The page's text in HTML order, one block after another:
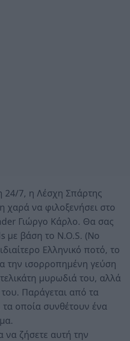
24/7, η Λέσχη Σπάρτης
χαρά να φιλοξενήσει στο
Γιώργο Κάρλο. Θα σας
με βάση το N.O.S. (No
Ελληνικό ποτό, το
την ισορροπημένη γεύση
μυρωδιά του, αλλά
Παράγεται από τα
τα οποία συνθέτουν ένα
να ζήσετε αυτή την